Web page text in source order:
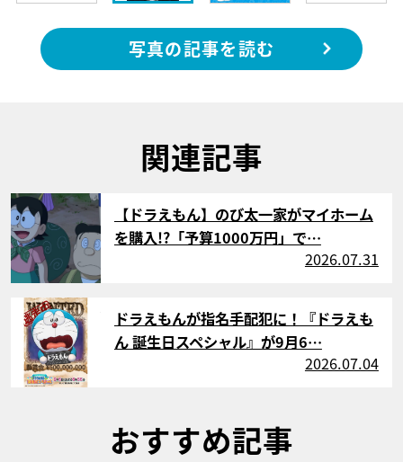
写真の記事を読む
関連記事
サムネイル
【ドラえもん】のび太一家がマイホーム
を購入!?「予算1000万円」で…
2026.07.31
ドラえもんが指名手配犯に！『ドラえも
ん 誕生日スペシャル』が9月6…
2026.07.04
おすすめ記事